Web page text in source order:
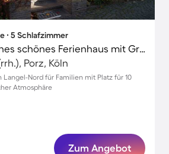
∙ 5 Schlafzimmer
Kinderfreundliches schönes Ferienhaus mit Grill | Naturblick | Nah am Strand | Haustierfreundlich
Porz, Köln
Langel-Nord für Familien mit Platz für 10
Atmosphäre
Zum Angebot